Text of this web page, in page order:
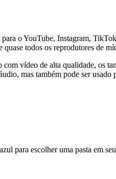
o YouTube, Instagram,
todos os reprodutores de
vídeo de alta qualidade, os
mas também pode ser usado
para escolher uma pasta em